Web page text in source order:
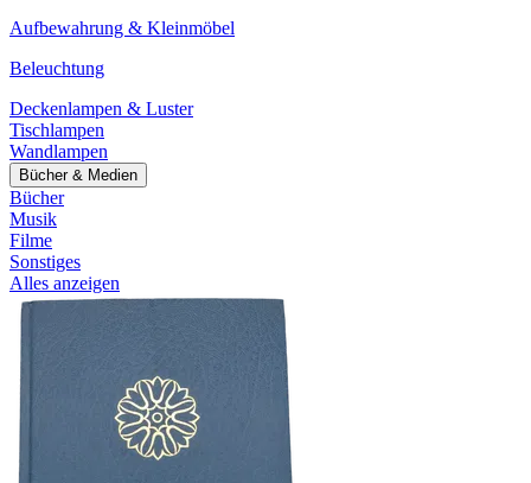
Aufbewahrung & Kleinmöbel
Beleuchtung
Deckenlampen & Luster
Tischlampen
Wandlampen
Bücher & Medien
Bücher
Musik
Filme
Sonstiges
Alles anzeigen